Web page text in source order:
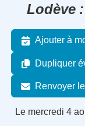
Lodève
Ajouter à
Dupliquer
Renvoyer
Le mercredi 4